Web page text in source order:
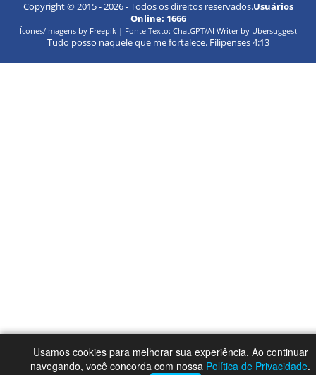
Copyright © 2015 -2026- Todos os direitos reservados.Usuários
Online: 1666
Ícones/Imagens by Freepik | Fonte Texto: ChatGPT/AI Writer by Ubersuggest
Tudo posso naquele que me fortalece. Filipenses 4:13
Usamos cookies para melhorar sua experiência. Ao continuar
navegando, você concorda com nossa Política de Privacidade.